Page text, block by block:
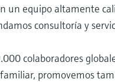
equipo altamente
consultoría y
colaboradores
promovemos